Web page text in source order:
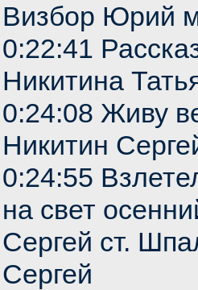
Визбор Юрий
0:22:41
Никитина
0:24:08 Живу
Никитин
0:24:55
на свет
Сергей ст.
Сергей